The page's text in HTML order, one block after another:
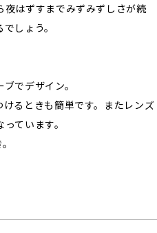
はずすまでみずみずしさが続
しょう。
でデザイン。
るときも簡単です。またレンズ
ています。